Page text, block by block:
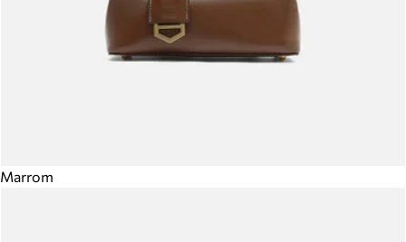
Marrom